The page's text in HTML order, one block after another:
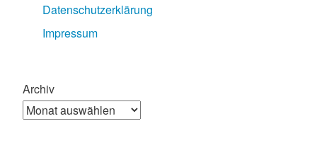
Datenschutzerklärung
Impressum
Archiv